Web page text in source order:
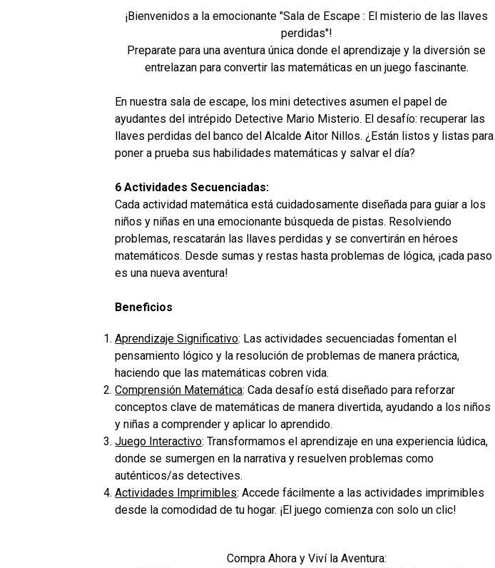
¡Bienvenidos a la emocionante "Sala de Escape : El misterio de las llaves
perdidas"!
Preparate para una aventura única donde el aprendizaje y la diversión se
entrelazan para convertir las matemáticas en un juego fascinante.
En nuestra sala de escape, los mini detectives asumen el papel de
ayudantes del intrépido Detective Mario Misterio. El desafío: recuperar las
llaves perdidas del banco del Alcalde Aitor Nillos. ¿Están listos y listas para
poner a prueba sus habilidades matemáticas y salvar el día?
6 Actividades Secuenciadas:
Cada actividad matemática está cuidadosamente diseñada para guiar a los
niños y niñas en una emocionante búsqueda de pistas. Resolviendo
problemas, rescatarán las llaves perdidas y se convertirán en héroes
matemáticos. Desde sumas y restas hasta problemas de lógica, ¡cada paso
es una nueva aventura!
Beneficios
Aprendizaje Significativo: Las actividades secuenciadas fomentan el
pensamiento lógico y la resolución de problemas de manera práctica,
haciendo que las matemáticas cobren vida.
Comprensión Matemática: Cada desafío está diseñado para reforzar
conceptos clave de matemáticas de manera divertida, ayudando a los niños
y niñas a comprender y aplicar lo aprendido.
Juego Interactivo: Transformamos el aprendizaje en una experiencia lúdica,
donde se sumergen en la narrativa y resuelven problemas como
auténticos/as detectives.
Actividades Imprimibles: Accede fácilmente a las actividades imprimibles
desde la comodidad de tu hogar. ¡El juego comienza con solo un clic!
Compra Ahora y Viví la Aventura: